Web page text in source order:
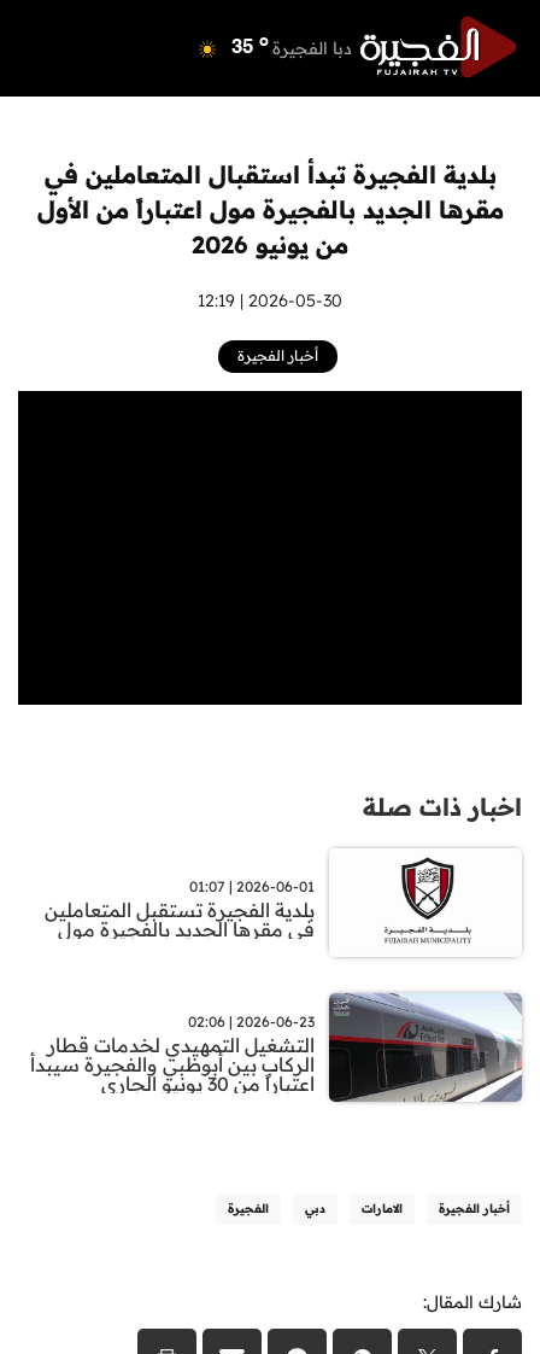
دبا الفجيرة 35 o
عجمان
أم القيوين 39 o
راس الخيمة 40 o
الفجيرة 34 o
بلدية الفجيرة تبدأ استقبال المتعاملين في
مقرها الجديد بالفجيرة مول اعتباراً من الأول
من يونيو 2026
2026-05-30 | 12:19
أخبار الفجيرة
اخبار ذات صلة
2026-06-01 | 01:07
بلدية الفجيرة تستقبل المتعاملين
في مقرها الجديد بالفجيرة مول
2026-06-23 | 02:06
التشغيل التمهيدي لخدمات قطار
الركاب بين أبوظبي والفجيرة سيبدأ
اعتباراً من 30 يونيو الجاري
أخبار الفجيرة الامارات دبي الفجيرة
شارك المقال: